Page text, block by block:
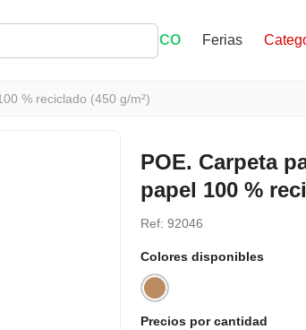
ECO Ferias
% reciclado (450 g/m²)
POE. Carpeta
papel 100 %
Ref: 92046
Colores disponibles
Precios por cantidad